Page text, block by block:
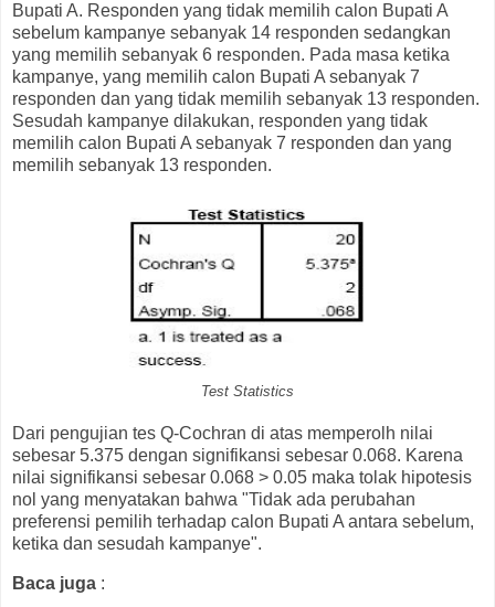
Bupati A. Responden yang tidak memilih calon Bupati A
sebelum kampanye sebanyak 14 responden sedangkan
yang memilih sebanyak 6 responden. Pada masa ketika
kampanye, yang memilih calon Bupati A sebanyak 7
responden dan yang tidak memilih sebanyak 13 responden.
Sesudah kampanye dilakukan, responden yang tidak
memilih calon Bupati A sebanyak 7 responden dan yang
memilih sebanyak 13 responden.
Test Statistics
Dari pengujian tes Q-Cochran di atas memperolh nilai
sebesar 5.375 dengan signifikansi sebesar 0.068. Karena
nilai signifikansi sebesar 0.068 > 0.05 maka tolak hipotesis
nol yang menyatakan bahwa "Tidak ada perubahan
preferensi pemilih terhadap calon Bupati A antara sebelum,
ketika dan sesudah kampanye".
Baca juga :